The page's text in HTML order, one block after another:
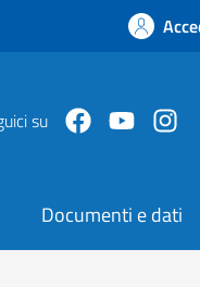
su FacebookYoutube
Documenti e dati